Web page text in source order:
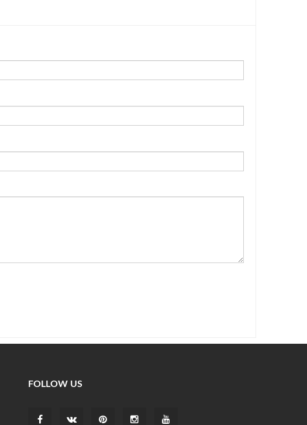
FOLLOW US